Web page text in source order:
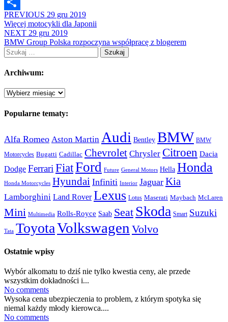
Share
PREVIOUS 29 gru 2019
Więcej motocykli dla Japonii
NEXT 29 gru 2019
BMW Group Polska rozpoczyna współpracę z blogerem
Szukaj:
Archiwum:
Archiwum:
Popularne tematy:
Alfa Romeo Aston Martin Audi Bentley BMW BMW
Motorcycles Bugatti Cadillac Chevrolet Chrysler Citroen Dacia
Dodge Ferrari FiatFord Future General Motors Hella Honda
Honda Motorcycles Hyundai Infiniti Interior Jaguar Kia
Lamborghini Land Rover Lexus Lotus Maserati Maybach McLaren
Mini Multimedia Rolls-Royce Saab Seat Skoda Smart Suzuki
Tata ToyotaVolkswagen Volvo
Ostatnie wpisy
Wybór alkomatu to dziś nie tylko kwestia ceny, ale przede
wszystkim dokładności i...
No comments
Wysoka cena ubezpieczenia to problem, z którym spotyka się
niemal każdy młody kierowca....
No comments